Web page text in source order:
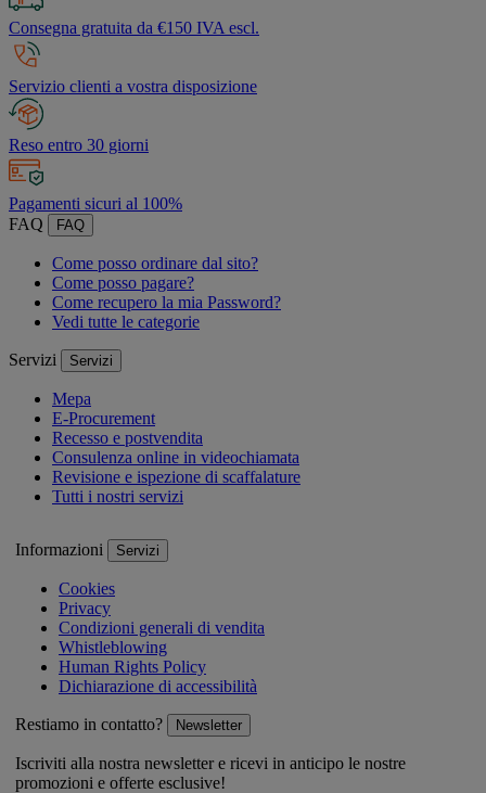
Consegna gratuita da €150 IVA escl.
Servizio clienti a vostra disposizione
Reso entro 30 giorni
Pagamenti sicuri al 100%
FAQ
FAQ
Come posso ordinare dal sito?
Come posso pagare?
Come recupero la mia Password?
Vedi tutte le categorie
Servizi Servizi
Mepa
E-Procurement
Recesso e postvendita
Consulenza online in videochiamata
Revisione e ispezione di scaffalature
Tutti i nostri servizi
Informazioni Servizi
Cookies
Privacy
Condizioni generali di vendita
Whistleblowing
Human Rights Policy
Dichiarazione di accessibilità
Restiamo in contatto? Newsletter
Iscriviti alla nostra newsletter e ricevi in anticipo le nostre
promozioni e offerte esclusive!